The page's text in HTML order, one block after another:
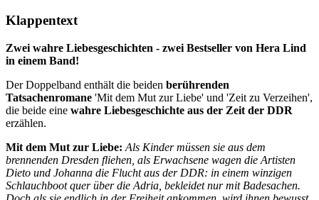
Klappentext
Zwei wahre Liebesgeschichten - zwei Bestseller von Hera Lind
in einem Band!
Der Doppelband enthält die beiden berührenden
Tatsachenromane 'Mit dem Mut zur Liebe' und 'Zeit zu Verzeihen',
die beide eine wahre Liebesgeschichte aus der Zeit der DDR
erzählen.
Mit dem Mut zur Liebe: Als Kinder müssen sie aus dem
brennenden Dresden fliehen, als Erwachsene wagen die Artisten
Dieto und Johanna die Flucht aus der DDR: in einem winzigen
Schlauchboot quer über die Adria, bekleidet nur mit Badesachen.